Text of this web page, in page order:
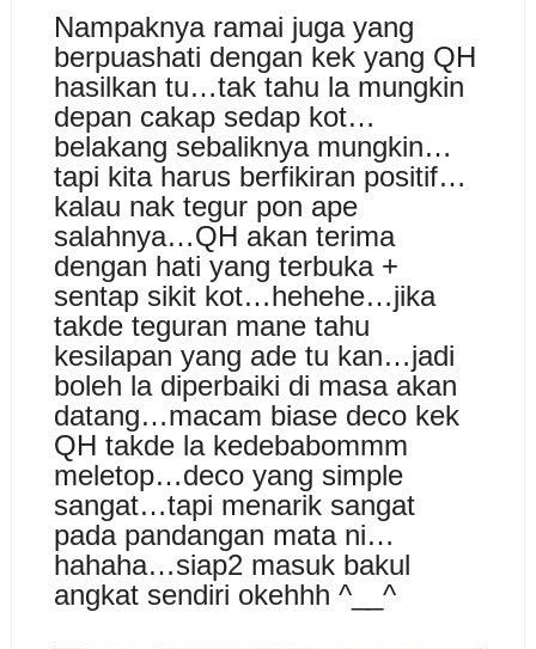
Nampaknya ramai juga yang
berpuashati dengan kek yang QH
hasilkan tu…tak tahu la mungkin
depan cakap sedap kot…
belakang sebaliknya mungkin…
tapi kita harus berfikiran positif…
kalau nak tegur pon ape
salahnya…QH akan terima
dengan hati yang terbuka +
sentap sikit kot…hehehe…jika
takde teguran mane tahu
kesilapan yang ade tu kan…jadi
boleh la diperbaiki di masa akan
datang…macam biase deco kek
QH takde la kedebabommm
meletop…deco yang simple
sangat…tapi menarik sangat
pada pandangan mata ni…
hahaha…siap2 masuk bakul
angkat sendiri okehhh ^__^